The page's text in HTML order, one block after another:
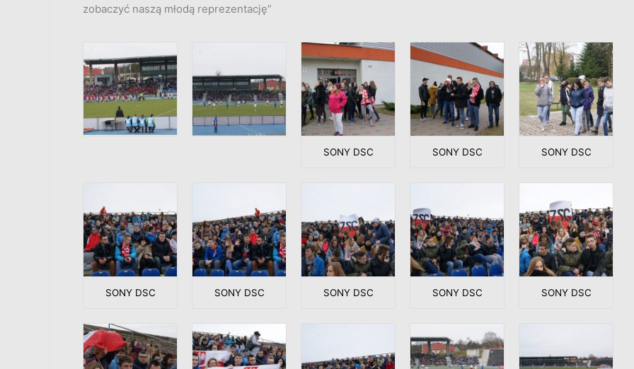
zobaczyć naszą młodą reprezentację”
SONY DSC SONY DSC SONY DSC
SONY DSC SONY DSC SONY DSC SONY DSC SONY DSC